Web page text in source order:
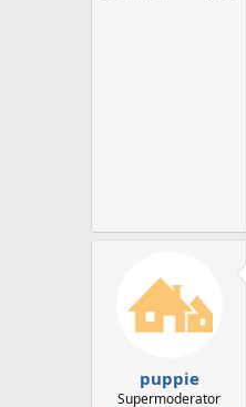
puppie
Supermoderator